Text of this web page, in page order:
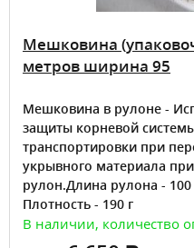
Мешковина
метров ширина 95
Мешковина в рулоне -
защиты корневой
транспортировки при
укрывного материала
рулон.Длина рулона -
Плотность - 190 г
В наличии, количество